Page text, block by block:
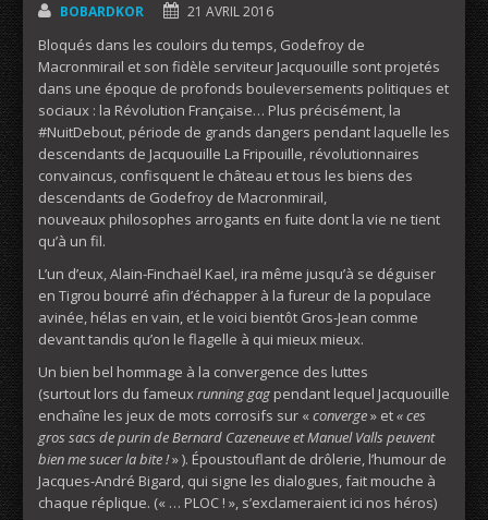
BOBARDKOR 21 AVRIL 2016
Bloqués dans les couloirs du temps, Godefroy de
Macronmirail et son fidèle serviteur Jacquouille sont projetés
dans une époque de profonds bouleversements politiques et
sociaux : la Révolution Française… Plus précisément, la
#NuitDebout, période de grands dangers pendant laquelle les
descendants de Jacquouille La Fripouille, révolutionnaires
convaincus, confisquent le château et tous les biens des
descendants de Godefroy de Macronmirail,
nouveaux philosophes arrogants en fuite dont la vie ne tient
qu’à un fil.
L’un d’eux, Alain-Finchaël Kael, ira même jusqu’à se déguiser
en Tigrou bourré afin d’échapper à la fureur de la populace
avinée, hélas en vain, et le voici bientôt Gros-Jean comme
devant tandis qu’on le flagelle à qui mieux mieux.
Un bien bel hommage à la convergence des luttes
(surtout lors du fameuxrunning gag pendant lequel Jacquouille
enchaîne les jeux de mots corrosifs sur «converge» et« ces
gros sacs de purin de Bernard Cazeneuve et Manuel Valls peuvent
bien me sucer la bite !» ). Époustouflant de drôlerie, l’humour de
Jacques-André Bigard, qui signe les dialogues, fait mouche à
chaque réplique. (« … PLOC ! », s’exclameraient ici nos héros)